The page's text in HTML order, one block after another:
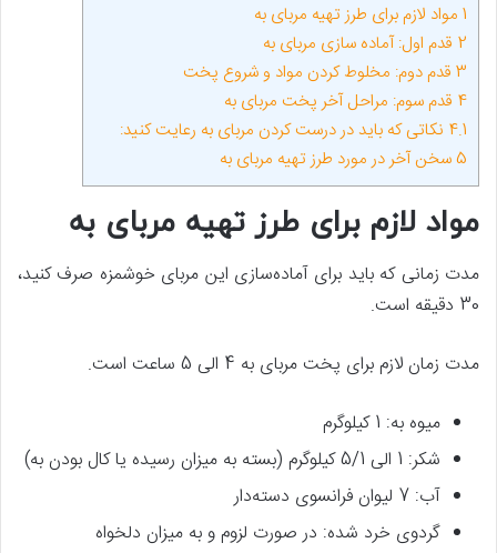
1 مواد لازم برای طرز تهیه مربای به
2 قدم اول: آماده سازی مربای به
3 قدم دوم: مخلوط کردن مواد و شروع پخت
4 قدم سوم: مراحل آخر پخت مربای به
4.1 نکاتی که باید در درست کردن مربای به رعایت کنید:
5سخن آخر در مورد طرز تهیه مربای به
مواد لازم برای طرز تهیه مربای به
مدت زمانی که باید برای آماده‌سازی این مربای خوشمزه صرف کنید،
30 دقیقه است.
مدت زمان لازم برای پخت مربای به 4 الی 5 ساعت است.
میوه به: 1 کیلوگرم
شکر: 1 الی 5/1 کیلوگرم (بسته به میزان رسیده یا کال بودن به)
آب: 7 لیوان فرانسوی دسته‌دار
گردوی خرد شده: در صورت لزوم و به میزان دلخواه